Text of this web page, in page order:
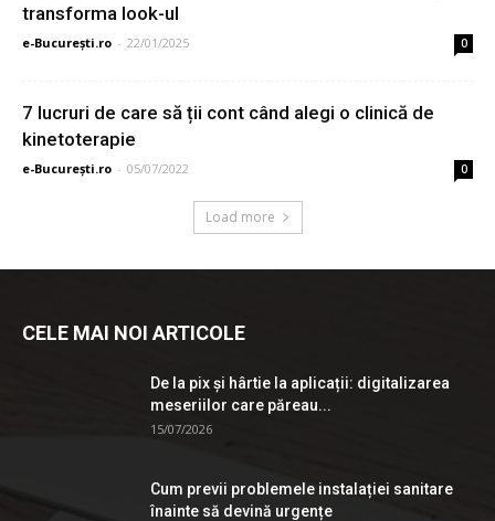
transforma look-ul
e-București.ro - 22/01/2025 0
7 lucruri de care să ții cont când alegi o clinică de
kinetoterapie
e-București.ro - 05/07/2022 0
Load more
CELE MAI NOI ARTICOLE
De la pix şi hârtie la aplicații: digitalizarea
meseriilor care păreau...
15/07/2026
Cum previi problemele instalației sanitare
înainte să devină urgențe